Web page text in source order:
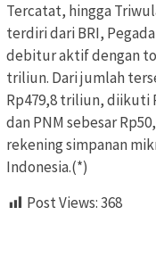
Tercatat, hingga
terdiri dari BRI,
debitur aktif dengan
triliun. Dari jumlah
Rp479,8 triliun, diikuti
dan PNM sebesar
rekening simpanan
Indonesia.(*)
Post Views:368